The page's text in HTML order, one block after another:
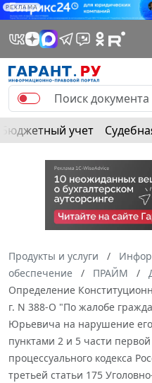
РЕКЛАМА
Бюджетный учет
Продукты и услуги
обеспечение
ПРАЙМ
Определение
г. N 388-О "По жалобе
Юрьевича на нарушение
пунктами 2 и 5 части
процессуального кодекса
третьей статьи 175